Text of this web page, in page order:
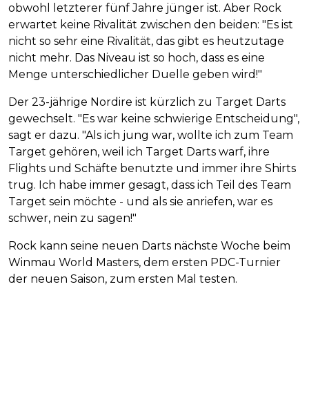
obwohl letzterer fünf Jahre jünger ist. Aber Rock
erwartet keine Rivalität zwischen den beiden: "Es ist
nicht so sehr eine Rivalität, das gibt es heutzutage
nicht mehr. Das Niveau ist so hoch, dass es eine
Menge unterschiedlicher Duelle geben wird!"
Der 23-jährige Nordire ist kürzlich zu Target Darts
gewechselt. "Es war keine schwierige Entscheidung",
sagt er dazu. "Als ich jung war, wollte ich zum Team
Target gehören, weil ich Target Darts warf, ihre
Flights und Schäfte benutzte und immer ihre Shirts
trug. Ich habe immer gesagt, dass ich Teil des Team
Target sein möchte - und als sie anriefen, war es
schwer, nein zu sagen!"
Rock kann seine neuen Darts nächste Woche beim
Winmau World Masters, dem ersten PDC-Turnier
der neuen Saison, zum ersten Mal testen.